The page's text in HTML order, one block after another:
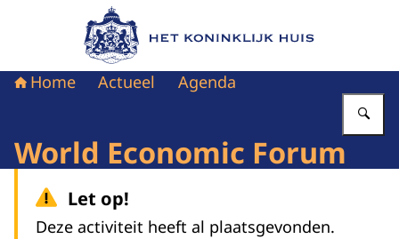
Naar de homepage van Het Koninklijk Huis
Home Actueel Agenda
World Economic Forum
Let op!
Deze activiteit heeft al plaatsgevonden.